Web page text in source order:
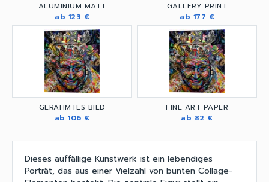
ALUMINIUM MATT
ab 123 €
GALLERY PRINT
ab 177 €
GERAHMTES BILD
ab 106 €
FINE ART PAPER
ab 82 €
Dieses auffällige Kunstwerk ist ein lebendiges
Porträt, das aus einer Vielzahl von bunten Collage-